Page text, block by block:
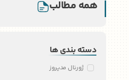
همه مطالب
دسته بندی ها
ژورنال مدیروز